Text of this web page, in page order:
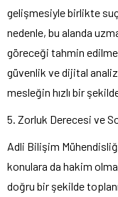
gelişmesiyle birlikte
nedenle, bu alanda
göreceği tahmin
güvenlik ve dijital analiz
mesleğin hızlı bir
5. Zorluk Derecesi ve
Adli Bilişim
konulara da hakim
doğru bir şekilde